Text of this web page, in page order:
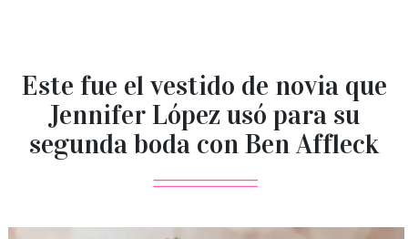
Este fue el vestido de novia que
Jennifer López usó para su
segunda boda con Ben Affleck